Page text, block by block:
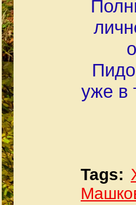
уже в
Tags: